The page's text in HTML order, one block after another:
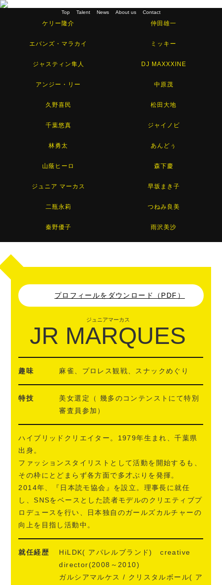
Top Talent News About us Contact
ケリー隆介 仲田雄一
エバンズ・マラカイ ミッキー
ジャスティン隼人 DJ MAXXXINE
アンジー・リー 中原茂
久野喜民 松田大地
千葉悠真 ジャイノビ
林勇太 あんどぅ
山蔭ヒーロ 森下慶
ジュニア マーカス 早坂まき子
二瓶永莉 つねみ良美
秦野優子 雨沢美沙
プロフィールをダウンロード（PDF）
JR MARQUES
ジュニアマーカス
趣味 麻雀、プロレス観戦、スナックめぐり
特技
美女選定（ 幾多のコンテンストにて特別
審査員参加）
ハイブリッドクリエイター。1979年生まれ、千葉県
出身。
ファッションスタイリストとして活動を開始するも、
その枠にとどまらず各方面で多才ぶりを発揮。
2014年、『日本読モ協会』を設立。理事長に就任
し、SNSをベースとした読者モデルのクリエティブプ
ロデュースを行い、日本独自のガールズカルチャーの
向上を目指し活動中。
就任経歴
HiLDK( アパレルブランド) creative
director(2008～2010)
ガルシアマルケス / クリスタルボール( ア